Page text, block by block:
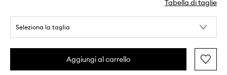
Tabella di taglie
Seleziona la taglia
Aggiungi al carrello